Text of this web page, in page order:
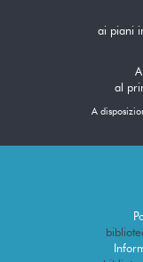
ai piani
al
A